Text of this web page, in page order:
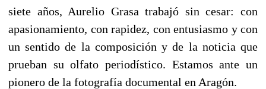
siete años, Aurelio Grasa trabajó sin cesar: con
apasionamiento, con rapidez, con entusiasmo y con
un sentido de la composición y de la noticia que
prueban su olfato periodístico. Estamos ante un
pionero de la fotografía documental en Aragón.